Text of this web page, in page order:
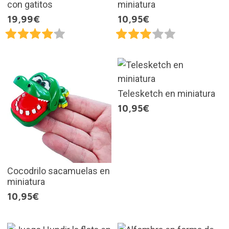
con gatitos
19,99€
miniatura
10,95€
Cocodrilo sacamuelas en
miniatura
10,95€
Telesketch en miniatura
10,95€